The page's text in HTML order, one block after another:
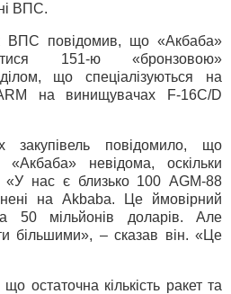
ВПС.
ВПС повідомив, що «Акбаба»
151-ю «бронзовою»
що спеціалізуються на
на винищувачах F-16C/D
закупівель повідомило, що
«Акбаба» невідома, оскільки
«У нас є близько 100 AGM-88
на Akbaba. Це ймовірний
50 мільйонів доларів. Але
більшими», – сказав він. «Це
остаточна кількість ракет та